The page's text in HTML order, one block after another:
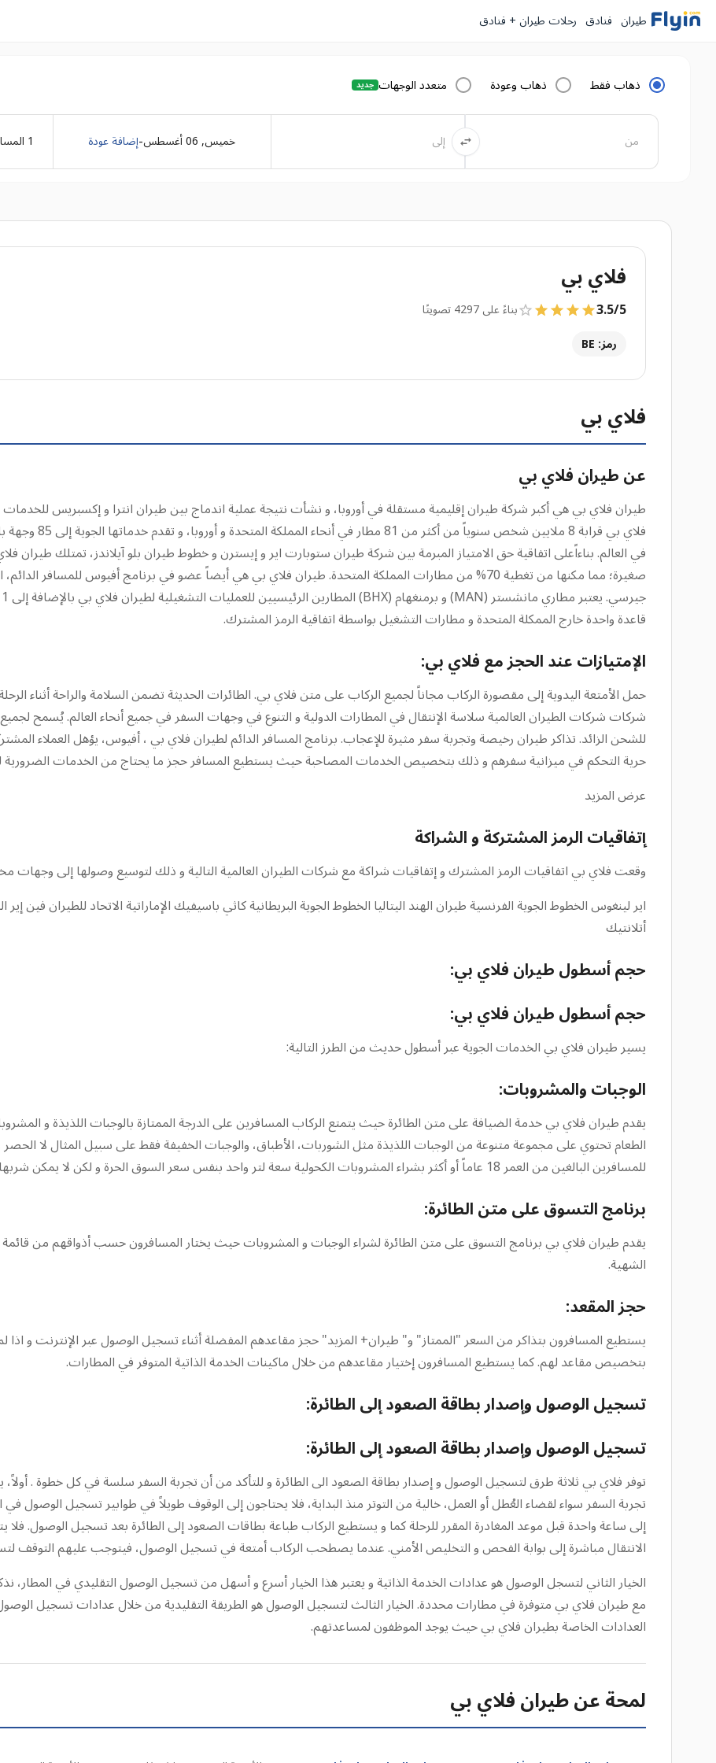
طيران فنادق رحلات طيران + فنادق
ذهاب فقط ذهاب وعودة متعدد الوجهات جديد
خميس, 06 أغسطس -إضافة عودة 1
فلاي بي
3.5/5
بناءً على 4297 تصويتًا
رمز: BE
فلاي بي
عن طيران فلاي بي
في العالم. بناءاًعلى اتفاقية حق الامتياز المبرمة بين شركة طيران ستوبارت اير و إيسترن و خطوط طيران بلو آيلاندز، تمتلك
صغيرة؛ مما مكنها من تغطية 70% من مطارات المملكة المتحدة. طيران فلاي بي هي أيضاً عضو في برنامج أفيوس
قاعدة واحدة خارج الممكلة المتحدة و مطارات التشغيل بواسطة اتفاقية الرمز المشترك.
الإمتيازات عند الحجز مع فلاي بي:
حمل الأمتعة اليدوية إلى مقصورة الركاب مجاناً لجميع الركاب على متن فلاي بي. الطائرات الحديثة تضمن السلامة والراحة أثناء
شركات شركات الطيران العالمية سلاسة الإنتقال في المطارات الدولية و التنوع في وجهات السفر في جميع أنحاء العالم. يُسمح
للشحن الزائد. تذاكر طيران رخيصة وتجربة سفر مثيرة للإعجاب. برنامج المسافر الدائم لطيران فلاي بي ، أفيوس، يؤهل العملاء
حرية التحكم في ميزانية سفرهم و ذلك بتخصيص الخدمات المصاحبة حيث يستطيع المسافر حجز ما يحتاج من الخدمات الضرورية
عرض المزيد
إتفاقيات الرمز المشتركة و الشراكة
وقعت فلاي بي اتفاقيات الرمز المشترك و إتفاقيات شراكة مع شركات الطيران العالمية التالية و ذلك لتوسيع وصولها إلى وجهات
اير لينغوس الخطوط الجوية الفرنسية طيران الهند اليتاليا الخطوط الجوية البريطانية كاثي باسيفيك الإماراتية الاتحاد للطيران فين إير
أتلانتيك
حجم أسطول طيران فلاي بي:
حجم أسطول طيران فلاي بي:
يسير طيران فلاي بي الخدمات الجوية عبر أسطول حديث من الطرز التالية:
الوجبات والمشروبات:
يقدم طيران فلاي بي خدمة الضيافة على متن الطائرة حيث يتمتع الركاب المسافرين على الدرجة الممتازة بالوجبات اللذيذة و
الطعام تحتوي على مجموعة متنوعة من الوجبات اللذيذة مثل الشوربات، الأطباق، والوجبات الخفيفة فقط على سبيل المثال لا
للمسافرين البالغين من العمر 18 عاماً أو أكثر بشراء المشروبات الكحولية سعة لتر واحد بنفس سعر السوق الحرة و لكن لا يمكن شربها على متن الطائرة.
برنامج التسوق على متن الطائرة:
يقدم طيران فلاي بي برنامج التسوق على متن الطائرة لشراء الوجبات و المشروبات حيث يختار المسافرون حسب أذواقهم من
الشهية.
حجز المقعد:
يستطيع المسافرون بتذاكر من السعر "الممتاز" و" طيران+ المزيد" حجز مقاعدهم المفضلة أثناء تسجيل الوصول عبر الإنترنت و
بتخصيص مقاعد لهم. كما يستطيع المسافرون إختيار مقاعدهم من خلال ماكينات الخدمة الذاتية المتوفر في المطارات.
تسجيل الوصول وإصدار بطاقة الصعود إلى الطائرة:
تسجيل الوصول وإصدار بطاقة الصعود إلى الطائرة:
توفر فلاي بي ثلاثة طرق لتسجيل الوصول و إصدار بطاقة الصعود الى الطائرة و للتأكد من أن تجربة السفر سلسة في كل خطوة .
إلى ساعة واحدة قبل موعد المغادرة المقرر للرحلة كما و يستطيع الركاب طباعة بطاقات الصعود إلى الطائرة بعد تسجيل الوصول.
الانتقال مباشرة إلى بوابة الفحص و التخليص الأمني. عندما يصطحب الركاب أمتعة في تسجيل الوصول، فيتوجب عليهم التوقف
الخيار الثاني لتسجل الوصول هو عدادات الخدمة الذاتية و يعتبر هذا الخيار أسرع و أسهل من تسجيل الوصول التقليدي في المطار،
مع طيران فلاي بي متوفرة في مطارات محددة. الخيار الثالث لتسجيل الوصول هو الطريقة التقليدية من خلال عدادات تسجيل
العدادات الخاصة بطيران فلاي بي حيث يوجد الموظفون لمساعدتهم.
لمحة عن طيران فلاي بي